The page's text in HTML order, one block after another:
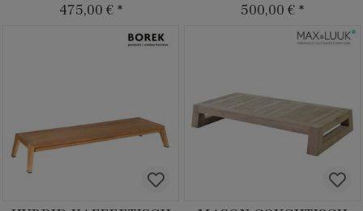
475,00 € * 500,00 € *